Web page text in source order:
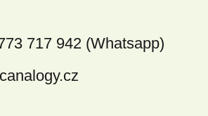
717 942 (Whatsapp)